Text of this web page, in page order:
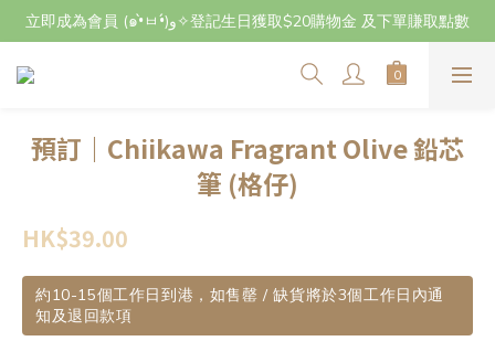
立即成為會員 (๑•̀ㅂ•́)و✧登記生日獲取$20購物金 及下單賺取點數
立即成為會員 (๑•̀ㅂ•́)و✧登記生日獲取$20購物金 及下單賺取點數
7月29日至8月3日期間因店主不在港將暫停交收及寄件，感謝~
預訂｜Chiikawa Fragrant Olive 鉛芯
筆 (格仔)
HK$39.00
約10-15個工作日到港，如售罄 / 缺貨將於3個工作日內通
知及退回款項